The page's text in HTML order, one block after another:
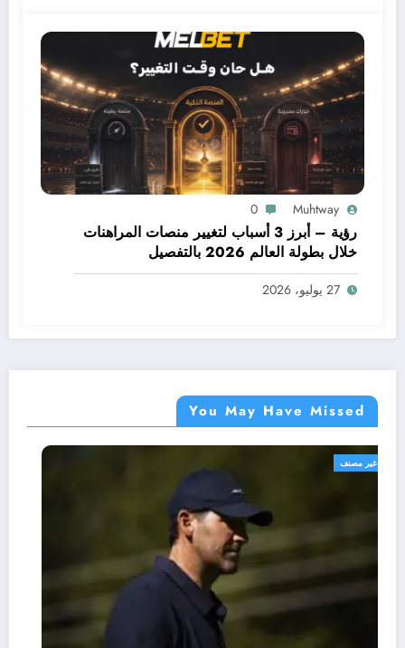
Muhtway
0
رؤية – أبرز 3 أسباب لتغيير منصات المراهنات
خلال بطولة العالم 2026 بالتفصيل
27 يوليو، 2026
You May Have Missed
غير مصنف